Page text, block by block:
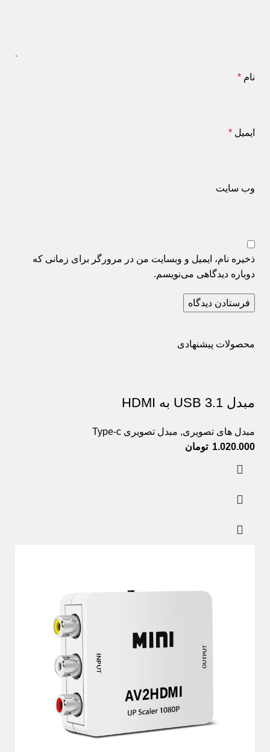
نام *
ایمیل *
وب‌ سایت
ذخیره نام، ایمیل و وبسایت من در مرورگر برای زمانی که
دوباره دیدگاهی می‌نویسم.
محصولات پیشنهادی
مبدل USB 3.1 به HDMI
مبدل های تصویری, مبدل تصویری Type-c
تومان